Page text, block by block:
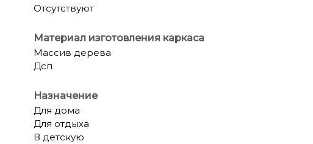
Отсутствуют
Материал изготовления каркаса
Массив дерева
Дсп
Назначение
Для дома
Для отдыха
В детскую